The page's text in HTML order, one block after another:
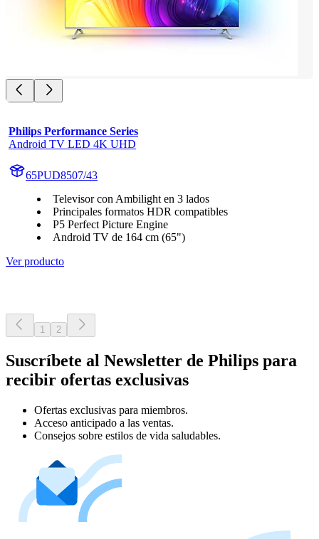
Philips Performance Series
Android TV LED 4K UHD
65PUD8507/43
Televisor con Ambilight en 3 lados
Principales formatos HDR compatibles
P5 Perfect Picture Engine
Android TV de 164 cm (65")
Ver producto
1 2
Suscríbete al Newsletter de Philips para
recibir ofertas exclusivas
Ofertas exclusivas para miembros.
Acceso anticipado a las ventas.
Consejos sobre estilos de vida saludables.